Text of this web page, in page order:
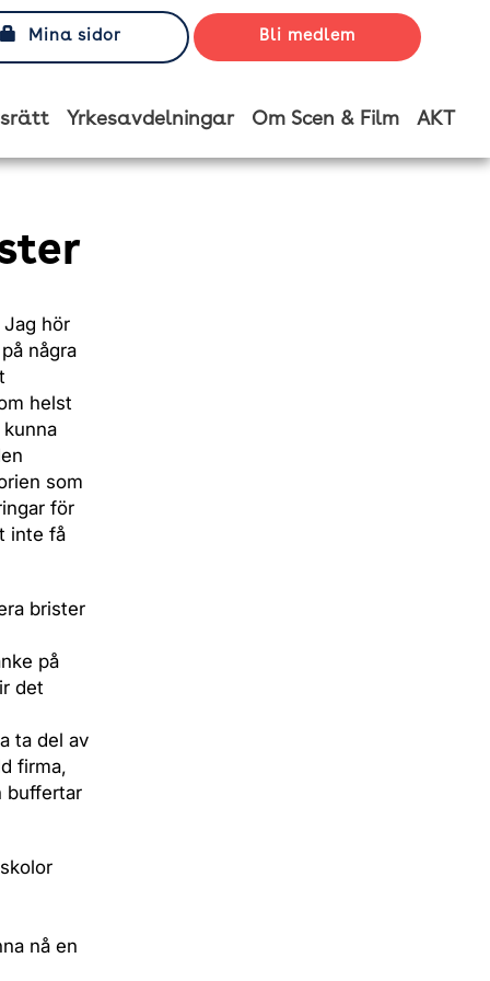
Mina sidor Bli medlem
Yrkesavdelningar Om Scen & Film AKT
Jag hör
några
helst
som
för
inte få
brister
på
det
ta del av
firma,
buffertar
nå en